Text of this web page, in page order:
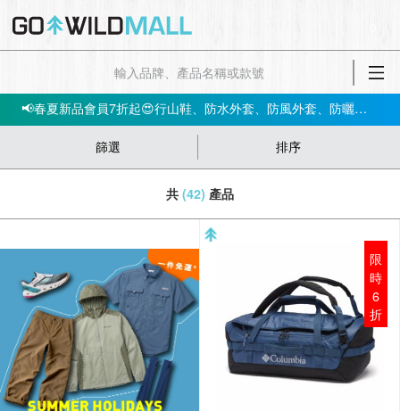
✅立即註冊，即享$200迎新折扣優惠!
會員消費$100即賺$1GO DOLLAR ，下次購物當！錢！洗！
📢春夏新品會員7折起😍行山鞋、防水外套、防風外套、防曬上衣等！➡️立即買
篩選 排序
共 (42) 產品
限
時
6
折